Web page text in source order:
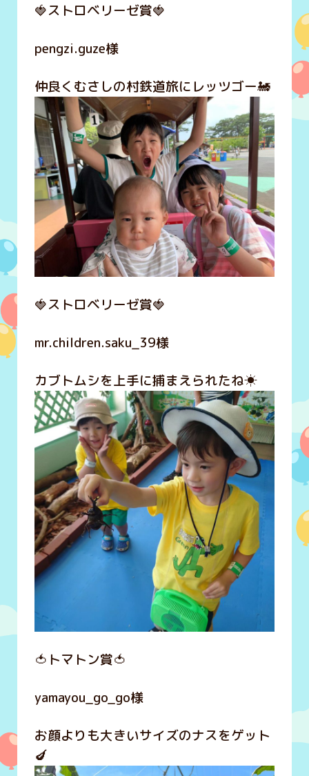
🍓ストロベリーゼ賞🍓
pengzi.guze様
仲良くむさしの村鉄道旅にレッツゴー🚂
🍓ストロベリーゼ賞🍓
mr.children.saku_39様
カブトムシを上手に捕まえられたね☀
🍅トマトン賞🍅
yamayou_go_go様
お顔よりも大きいサイズのナスをゲット
🍆